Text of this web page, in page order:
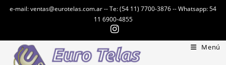
e-mail: ventas@eurotelas.com.ar -- Te: (54 11) 7700-3876 -- Whatsapp: 54
11 6900-4855
Menú